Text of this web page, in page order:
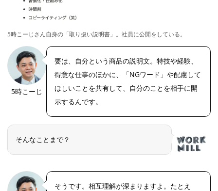
5時こーじさん自身の「取り扱い説明書」。社員に公開をしている。
5時こーじ
要は、自分という商品の説明文。特技や経験、
得意な仕事のほかに、「NGワード」や配慮して
ほしいことを共有して、自分のことを相手に開
示するんです。
そんなことまで？
そうです。相互理解が深まりますよ。たとえ